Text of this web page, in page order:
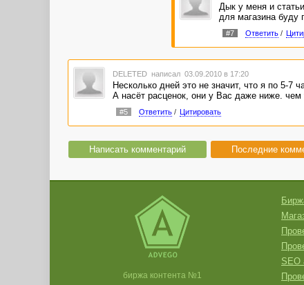
Дык у меня и
для магазина буду
#7 Ответить/
DELETED написал 03.09.2010 в 17:20
Несколько дней это не значит, что я по 5-7
А насёт расценок, они у Вас даже ниже. чем
#5 Ответить/ Цитировать
Написать комментарий Последние
биржа контента №1
SEO